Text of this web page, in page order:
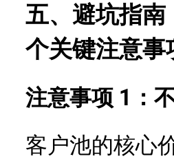
五、避坑指南
个关键注意事
注意事项 1：
客户池的核心